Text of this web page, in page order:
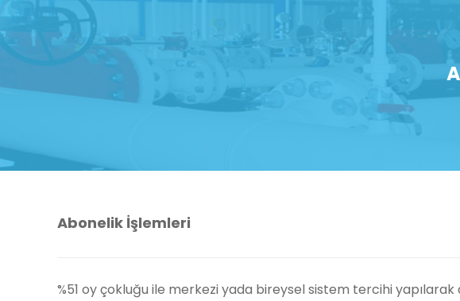
Abonelik İşlemleri
%51 oy çokluğu ile merkezi yada bireysel sistem tercihi